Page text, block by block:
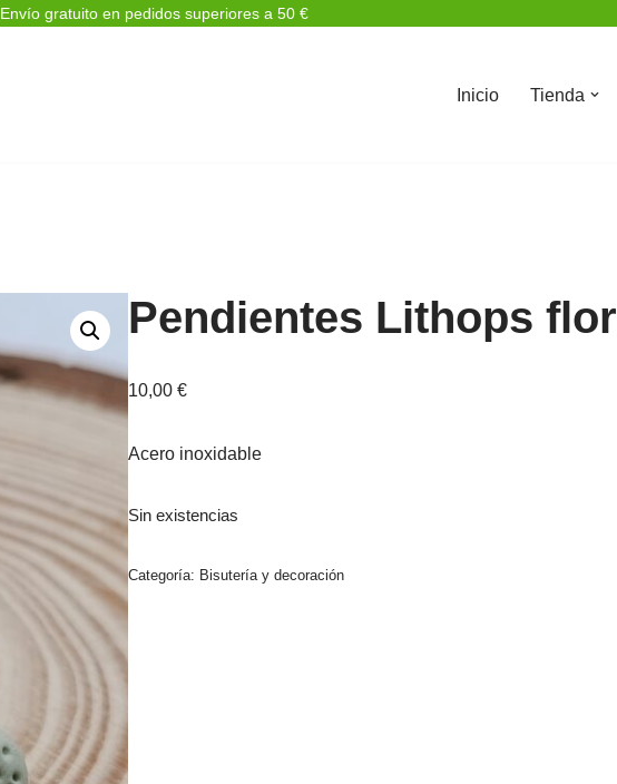
Envío gratuito en pedidos superiores a 50 €
Inicio Tienda
Pendientes Lithops flor
10,00 €
Acero inoxidable
Sin existencias
Categoría: Bisutería y decoración